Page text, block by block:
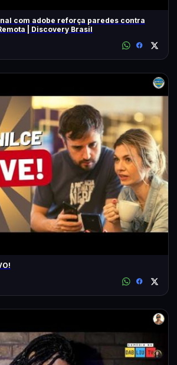
com adobe reforça paredes contra
| Discovery Brasil